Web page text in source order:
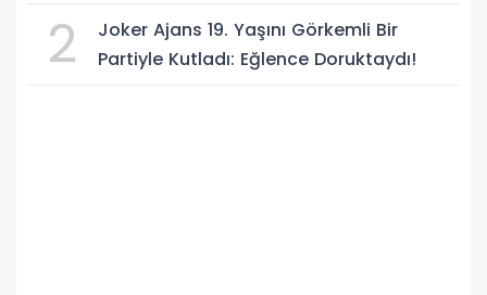
2
Joker Ajans 19. Yaşını Görkemli Bir
Partiyle Kutladı: Eğlence Doruktaydı!